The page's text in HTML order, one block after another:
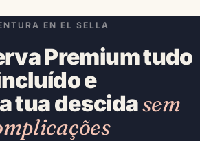
EN EL SELLA
Premium tudo
e
tua descidasem